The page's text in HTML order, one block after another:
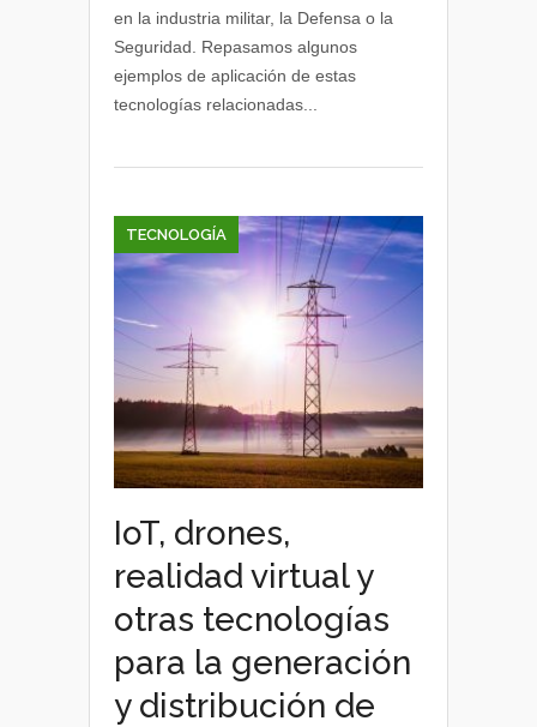
nuevas
tecnologías
en
la
y
la
Seguridad
en la industria militar, la Defensa o la
Seguridad. Repasamos algunos
ejemplos de aplicación de estas
tecnologías relacionadas...
TECNOLOGÍA
IoT, drones,
realidad virtual y
otras tecnologías
para la generación
y distribución de